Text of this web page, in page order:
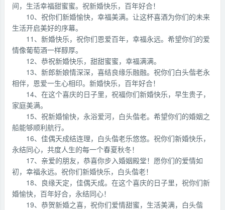
间，生活幸福甜蜜蜜。祝新婚快乐，百年好合！
10、祝你们新婚愉快，幸福美满。让这杯喜酒为你们的未来
生活开启美好的序幕。
11、新婚快乐，祝你们恩爱百年，幸福永远。希望你们的爱
情像葡萄酒一样醇厚。
12、恭祝新婚快乐，甜甜蜜蜜，幸福满满。
13、新郎新娘情深深，喜结良缘乐融融。祝你们白头偕老永
相伴，恩爱一生心相印。新婚快乐，百年好合！
14、在这个喜庆的日子里，祝福你们新婚快乐，早生贵子，
家庭美满。
15、祝新婚愉快，永浴爱河，白头偕老。希望你们的婚姻之
船能够顺利航行。
16、佳偶天成结连理，白头偕老乐悠悠。祝你们新婚快乐，
永结同心，共度人生的每一个春夏秋冬！
17、亲爱的朋友，恭喜你步入婚姻殿堂！愿你们的爱情如
初，幸福永远。祝你们新婚快乐，白头偕老！
18、良缘天定，佳偶天成。在这个喜庆的日子里，祝你们新
婚愉快，百年好合，永结同心！
19、恭贺新婚之喜，祝你们爱情甜蜜，生活美满，白头偕